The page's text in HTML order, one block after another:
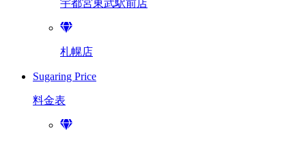
宇都宮東武駅前店
札幌店
Sugaring Price
料金表